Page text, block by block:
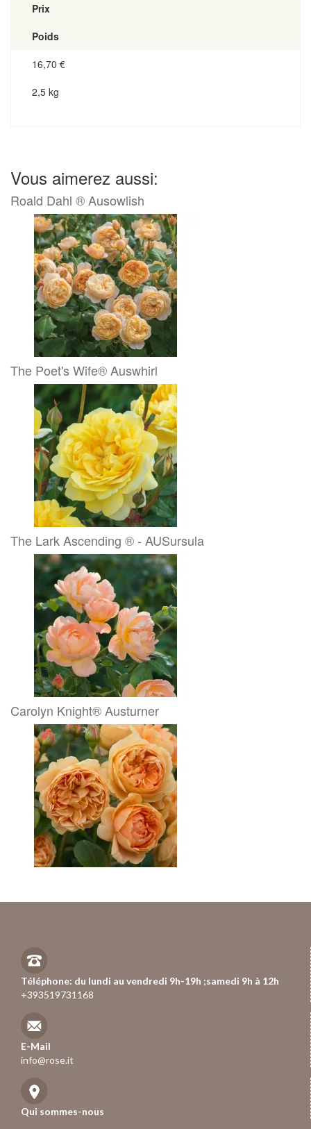
Prix
Poids
16,70 €
2,5 kg
Vous aimerez aussi:
Roald Dahl ® Ausowlish
The Poet's Wife® Auswhirl
The Lark Ascending ® - AUSursula
Carolyn Knight® Austurner
Téléphone: du lundi au vendredi 9h-19h ;samedi 9h à 12h
+393519731168
E-Mail
info@rose.it
Qui sommes-nous